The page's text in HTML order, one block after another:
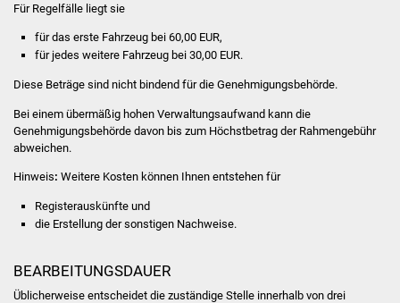
Vereine und Parteien
Für Regelfälle liegt sie
für das erste Fahrzeug bei 60,00 EUR,
für jedes weitere Fahrzeug bei 30,00 EUR.
Diese Beträge sind nicht bindend für die Genehmigungsbehörde.
Bei einem übermäßig hohen Verwaltungsaufwand kann die
Genehmigungsbehörde davon bis zum Höchstbetrag der Rahmengebühr
abweichen.
Hinweis: Weitere Kosten können Ihnen entstehen für
Registerauskünfte und
die Erstellung der sonstigen Nachweise.
BEARBEITUNGSDAUER
Üblicherweise entscheidet die zuständige Stelle innerhalb von drei